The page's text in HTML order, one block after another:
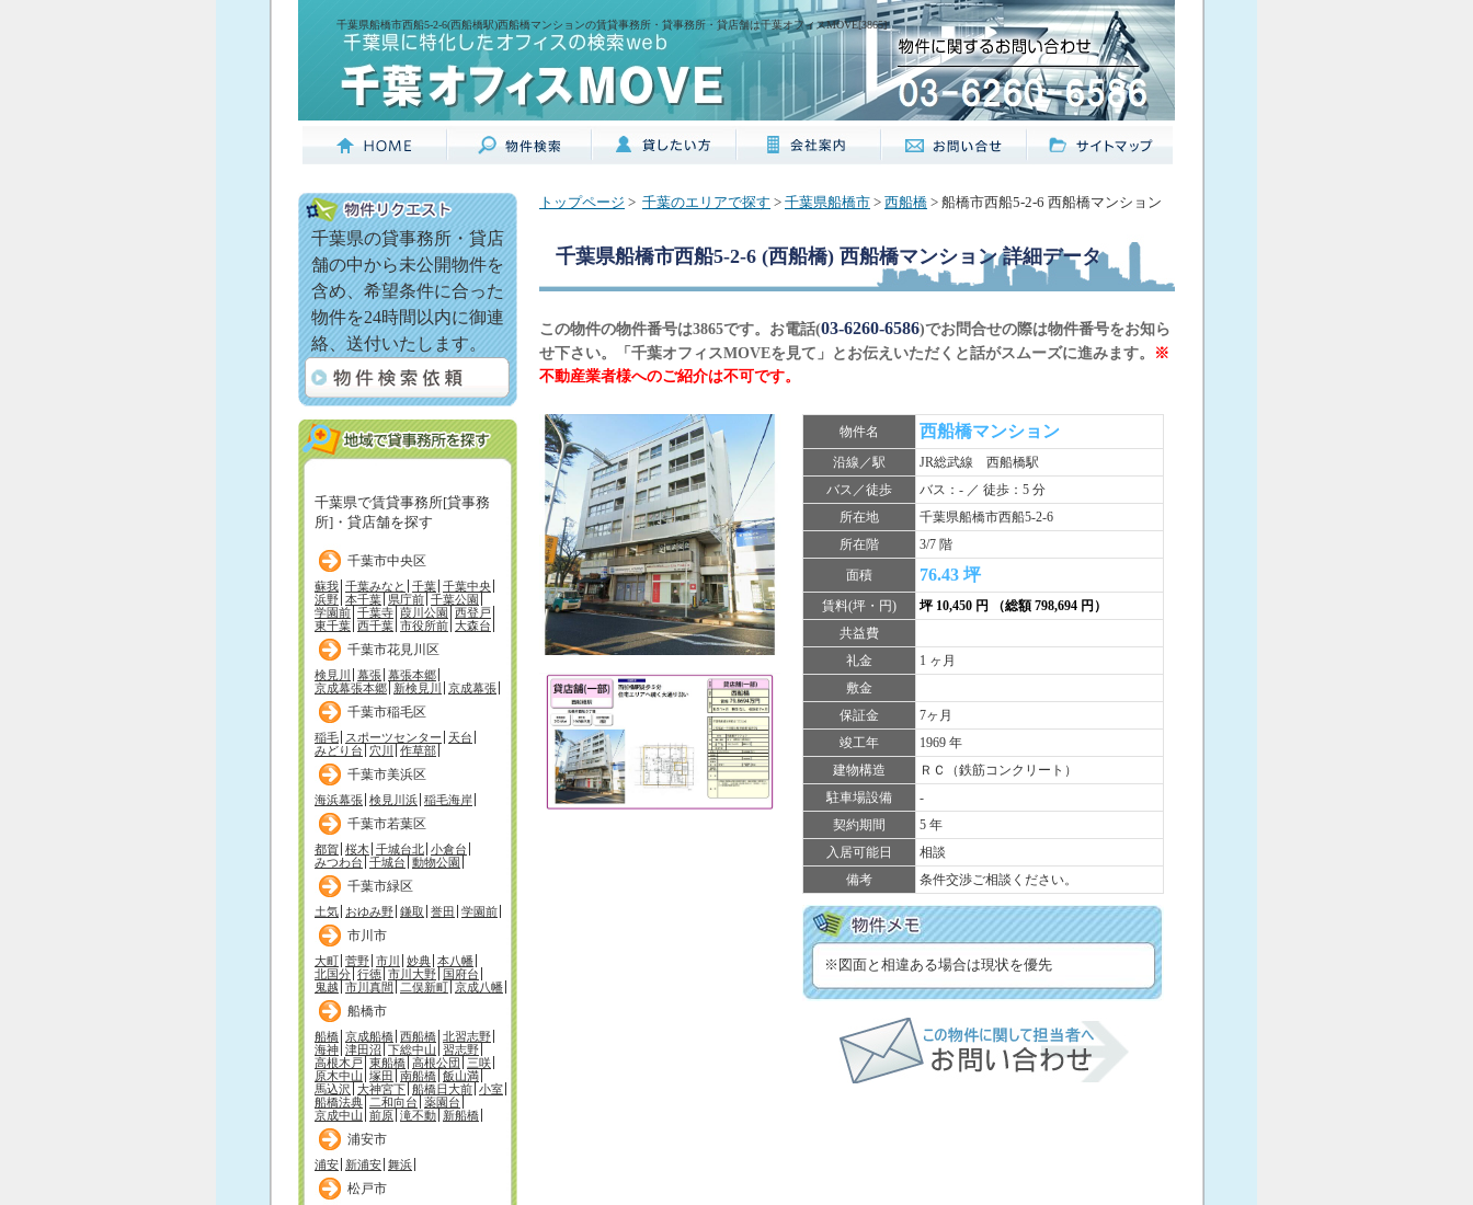
千葉県船橋市西船5-2-6(西船橋駅)西船橋マンションの賃貸事務所・貸事務所・貸店舗は千葉オフィスMOVE[3865]
千葉県の貸事務所・貸店
舗の中から未公開物件を
含め、希望条件に合った
物件を24時間以内に御連
絡、送付いたします。
千葉県で賃貸事務所[貸事務
所]・貸店舗を探す
千葉市中央区
蘇我 千葉みなと 千葉 千葉中央
浜野 本千葉 県庁前 千葉公園
学園前 千葉寺 葭川公園
西登戸
東千葉 西千葉 市役所前 大森台
千葉市花見川区
検見川 幕張 幕張本郷
京成幕張本郷 新検見川 京成幕張
千葉市稲毛区
稲毛 スポーツセンター
天台
みどり台 穴川 作草部
千葉市美浜区
海浜幕張 検見川浜 稲毛海岸
千葉市若葉区
都賀 桜木 千城台北 小倉台
みつわ台 千城台 動物公園
千葉市緑区
土気 おゆみ野 鎌取 誉田 学園前
市川市
大町 菅野 市川 妙典 本八幡
北国分 行徳 市川大野
国府台
鬼越 市川真間 二俣新町 京成八幡
船橋市
船橋 京成船橋 西船橋 北習志野
海神 津田沼 下総中山 習志野
高根木戸 東船橋 高根公団
三咲
原木中山 塚田 南船橋 飯山満
馬込沢 大神宮下 船橋日大前 小室
船橋法典 二和向台 薬園台
京成中山 前原 滝不動 新船橋
浦安市
浦安 新浦安 舞浜
松戸市
トップページ > 千葉のエリアで探す > 千葉県船橋市 > 西船橋 > 船橋市西船5-2-6 西船橋マンション
千葉県船橋市西船5-2-6 (西船橋) 西船橋マンション詳細データ
この物件の物件番号は3865です。お電話(03-6260-6586)でお問合せの際は物件番号をお知ら
せ下さい。「千葉オフィスMOVEを見て」とお伝えいただくと話がスムーズに進みます。
※
不動産業者様へのご紹介は不可です。
物件名 西船橋マンション
沿線／駅
JR総武線 西船橋駅
バス／徒歩
バス：- ／ 徒歩：5 分
所在地
千葉県船橋市西船5-2-6
所在階
3/7 階
面積
76.43 坪
賃料(坪・円)
坪 10,450 円 （総額 798,694 円）
共益費
礼金
1 ヶ月
敷金
保証金
7ヶ月
竣工年
1969 年
建物構造
ＲＣ（鉄筋コンクリート）
駐車場設備
-
契約期間
5 年
入居可能日
相談
備考
条件交渉ご相談ください。
※図面と相違ある場合は現状を優先